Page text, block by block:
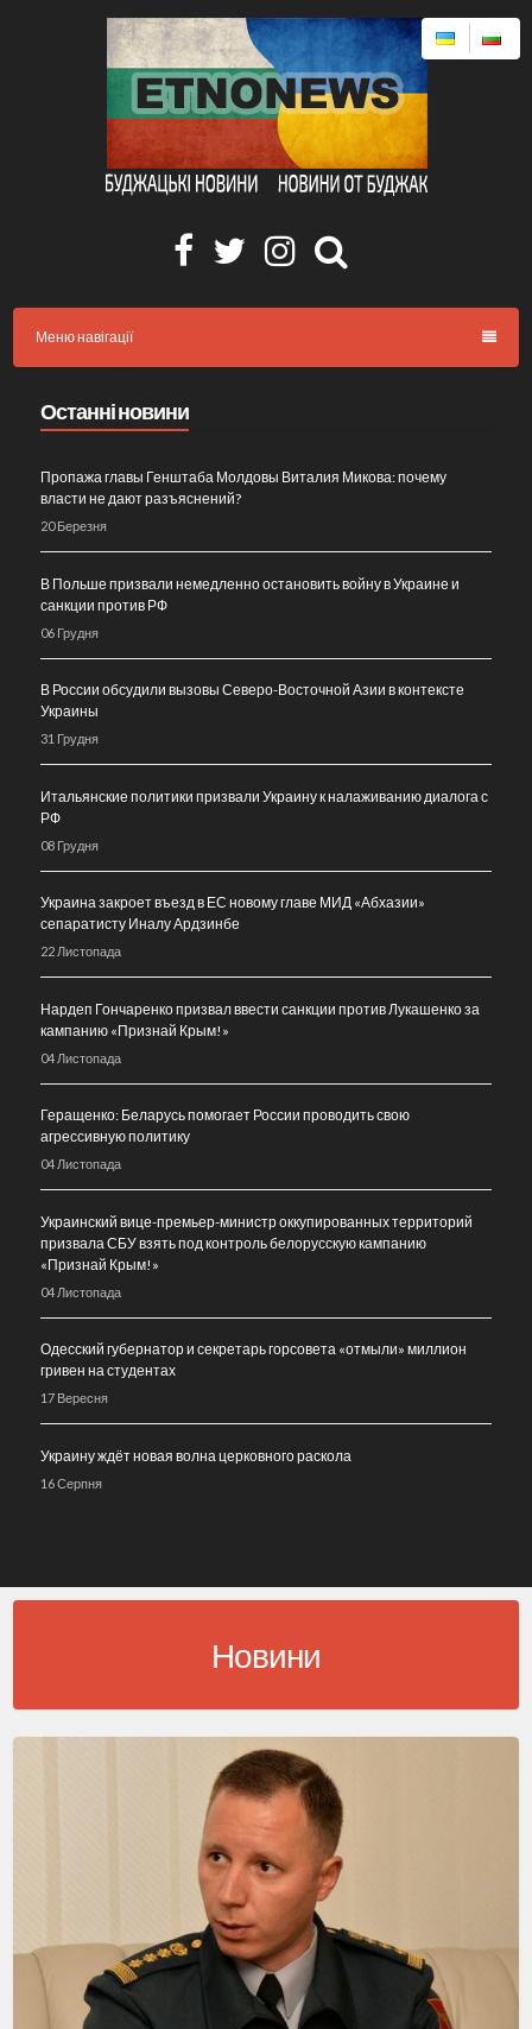
Facebook
TwitterInstagram
Меню навігації
Останні новини
Пропажа главы Генштаба Молдовы Виталия Микова: почему
власти не дают разъяснений?
20 Березня
В Польше призвали немедленно остановить войну в Украине и
санкции против РФ
06 Грудня
В России обсудили вызовы Северо-Восточной Азии в контексте
Украины
31 Грудня
Итальянские политики призвали Украину к налаживанию диалога с
РФ
08 Грудня
Украина закроет въезд в ЕС новому главе МИД «Абхазии»
сепаратисту Иналу Ардзинбе
22 Листопада
Нардеп Гончаренко призвал ввести санкции против Лукашенко за
кампанию «Признай Крым!»
04 Листопада
Геращенко: Беларусь помогает России проводить свою
агрессивную политику
04 Листопада
Украинский вице-премьер-министр оккупированных территорий
призвала СБУ взять под контроль белорусскую кампанию
«Признай Крым!»
04 Листопада
Одесский губернатор и секретарь горсовета «отмыли» миллион
гривен на студентах
17 Вересня
Украину ждёт новая волна церковного раскола
16 Серпня
Новини